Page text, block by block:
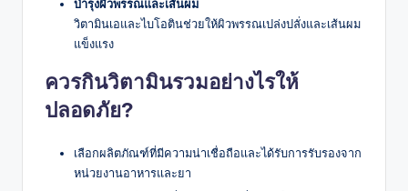
บำรุงผิวพรรณและเส้นผม
วิตามินเอและไบโอตินช่วยให้ผิวพรรณเปล่งปลั่งและเส้นผม
แข็งแรง
ควรกินวิตามินรวมอย่างไรให้
ปลอดภัย?
เลือกผลิตภัณฑ์ที่มีความน่าเชื่อถือและได้รับการรับรองจาก
หน่วยงานอาหารและยา